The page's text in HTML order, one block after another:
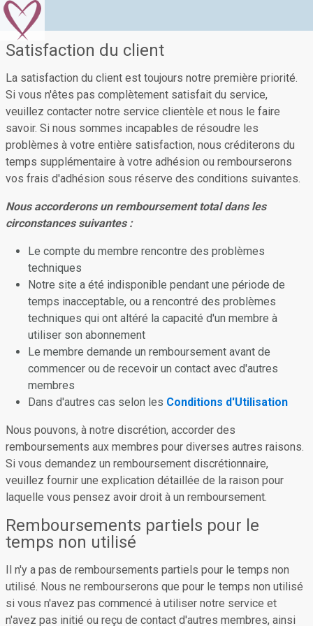
Satisfaction du client
La satisfaction du client est toujours notre première priorité.
Si vous n'êtes pas complètement satisfait du service,
veuillez contacter notre service clientèle et nous le faire
savoir. Si nous sommes incapables de résoudre les
problèmes à votre entière satisfaction, nous créditerons du
temps supplémentaire à votre adhésion ou rembourserons
vos frais d'adhésion sous réserve des conditions suivantes.
Nous accorderons un remboursement total dans les
circonstances suivantes :
Le compte du membre rencontre des problèmes
techniques
Notre site a été indisponible pendant une période de
temps inacceptable, ou a rencontré des problèmes
techniques qui ont altéré la capacité d'un membre à
utiliser son abonnement
Le membre demande un remboursement avant de
commencer ou de recevoir un contact avec d'autres
membres
Dans d'autres cas selon les Conditions d'Utilisation
Nous pouvons, à notre discrétion, accorder des
remboursements aux membres pour diverses autres raisons.
Si vous demandez un remboursement discrétionnaire,
veuillez fournir une explication détaillée de la raison pour
laquelle vous pensez avoir droit à un remboursement.
Remboursements partiels pour le
temps non utilisé
Il n'y a pas de remboursements partiels pour le temps non
utilisé. Nous ne rembourserons que pour le temps non utilisé
si vous n'avez pas commencé à utiliser notre service et
n'avez pas initié ou reçu de contact d'autres membres, ainsi